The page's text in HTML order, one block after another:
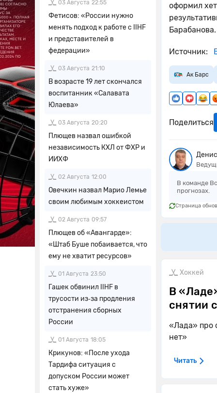
03 Августа 22:55
Фетисов: «России нужно
менять подход к работе с IIHF
и представителей в
федерации»
03 Августа 21:10
В возрасте 19 лет скончался
воспитанник «Салавата
Юлаева»
03 Августа 20:20
Плющев назвал ошибкой
независимость КХЛ от ФХР и
ИИХФ
02 Августа 12:00
Овечкин назвал Марио Лемье
своим любимым хоккеистом
02 Августа 09:57
Плющев об «Авангарде»:
«Штаб Буше побаивается, что
ему не хватит ресурсов»
01 Августа 23:50
Гашек обвинил IIHF в
трусости из‑за продления
отстранения сборных
России
01 Августа 18:05
Крикунов: «После ухода
Тардифа ситуация с
допуском России может
стать хуже»
оформил
Барабанова.
Источник:
Ак Барс
Поделиться
В команде
прогнозах.
Страница
Хоккей
В
снятии
«Лада» про
нет»
Читать